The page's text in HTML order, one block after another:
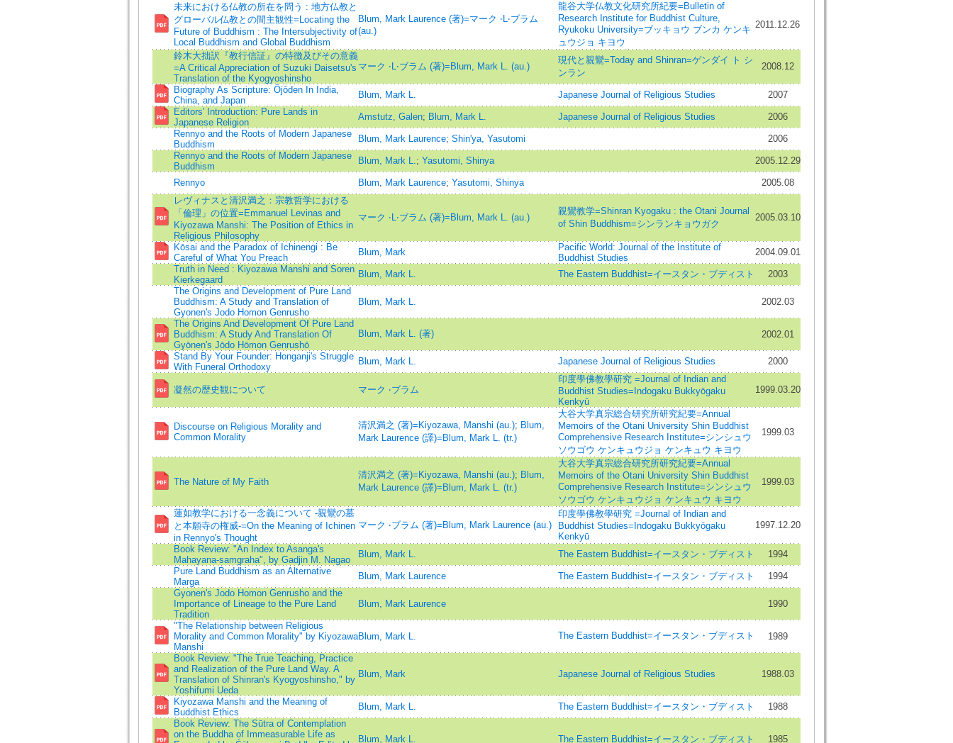
未来における仏教の所在を問う : 地方仏教と
グローバル仏教との間主観性=Locating the
Future of Buddhism : The Intersubjectivity of
Local Buddhism and Global Buddhism
Blum, Mark Laurence (著)=マーク ‧L‧ブラム
(au.)
龍谷大学仏教文化研究所紀要=Bulletin of
Research Institute for Buddhist Culture,
Ryukoku University=ブッキョウ ブンカ ケンキ
ュウジョ キヨウ
2011.12.26
鈴木大拙訳『教行信証』の特徴及びその意義
=A Critical Appreciation of Suzuki Daisetsu's
Translation of the Kyogyoshinsho
マーク ‧L‧ブラム (著)=Blum, Mark L. (au.)
現代と親鸞=Today and Shinran=ゲンダイ ト シ
ンラン
2008.12
Biography As Scripture: Ōjōden In India,
China, and Japan
Blum, Mark L. Japanese Journal of Religious Studies
2007
Editors' Introduction: Pure Lands in
Japanese Religion
Amstutz, Galen; Blum, Mark L. Japanese Journal of Religious Studies
2006
Rennyo and the Roots of Modern Japanese
Buddhism
Blum, Mark Laurence; Shin'ya, Yasutomi
2006
Rennyo and the Roots of Modern Japanese
Buddhism
Blum, Mark L.; Yasutomi, Shinya 2005.12.29
Rennyo Blum, Mark Laurence; Yasutomi, Shinya
2005.08
レヴィナスと清沢満之：宗教哲学における
「倫理」の位置=Emmanuel Levinas and
Kiyozawa Manshi: The Position of Ethics in
Religious Philosophy
マーク ‧L‧ブラム (著)=Blum, Mark L. (au.)
親鸞教学=Shinran Kyogaku : the Otani Journal
of Shin Buddhism=シンランキョウガク
2005.03.10
Kōsai and the Paradox of Ichinengi : Be
Careful of What You Preach
Blum, Mark
Pacific World: Journal of the Institute of
Buddhist Studies
2004.09.01
Truth in Need : Kiyozawa Manshi and Soren
Kierkegaard
Blum, Mark L. The Eastern Buddhist=イースタン・ブディスト
2003
The Origins and Development of Pure Land
Buddhism: A Study and Translation of
Gyonen's Jodo Homon Genrusho
Blum, Mark L. 2002.03
The Origins And Development Of Pure Land
Buddhism: A Study And Translation Of
Gyōnen's Jōdo Hōmon Genrushō
Blum, Mark L. (著) 2002.01
Stand By Your Founder: Honganji's Struggle
With Funeral Orthodoxy
Blum, Mark L. Japanese Journal of Religious Studies 2000
凝然の歴史観について マーク ‧ブラム
印度學佛教學研究 =Journal of Indian and
Buddhist Studies=Indogaku Bukkyōgaku
Kenkyū
1999.03.20
Discourse on Religious Morality and
Common Morality
清沢満之 (著)=Kiyozawa, Manshi (au.); Blum,
Mark Laurence (譯)=Blum, Mark L. (tr.)
大谷大学真宗総合研究所研究紀要=Annual
Memoirs of the Otani University Shin Buddhist
Comprehensive Research Institute=シンシュウ
ソウゴウ ケンキュウジョ ケンキュウ キヨウ
1999.03
The Nature of My Faith
清沢満之 (著)=Kiyozawa, Manshi (au.); Blum,
Mark Laurence (譯)=Blum, Mark L. (tr.)
大谷大学真宗総合研究所研究紀要=Annual
Memoirs of the Otani University Shin Buddhist
Comprehensive Research Institute=シンシュウ
ソウゴウ ケンキュウジョ ケンキュウ キヨウ
1999.03
蓮如教学における一念義について -親鸞の墓
と本願寺の権威-=On the Meaning of Ichinen
in Rennyo's Thought
マーク ‧ブラム (著)=Blum, Mark Laurence (au.)
印度學佛教學研究 =Journal of Indian and
Buddhist Studies=Indogaku Bukkyōgaku
Kenkyū
1997.12.20
Book Review: "An Index to Asanga's
Mahayana-samgraha", by Gadjin M. Nagao
Blum, Mark L. The Eastern Buddhist=イースタン・ブディスト
1994
Pure Land Buddhism as an Alternative
Marga
Blum, Mark Laurence The Eastern Buddhist=イースタン・ブディスト
1994
Gyonen's Jodo Homon Genrusho and the
Importance of Lineage to the Pure Land
Tradition
Blum, Mark Laurence 1990
"The Relationship between Religious
Morality and Common Morality" by Kiyozawa
Manshi
Blum, Mark L. The Eastern Buddhist=イースタン・ブディスト 1989
Book Review: "The True Teaching, Practice
and Realization of the Pure Land Way. A
Translation of Shinran's Kyogyoshinsho," by
Yoshifumi Ueda
Blum, Mark Japanese Journal of Religious Studies 1988.03
Kiyozawa Manshi and the Meaning of
Buddhist Ethics
Blum, Mark L. The Eastern Buddhist=イースタン・ブディスト
1988
Book Review: The Sūtra of Contemplation
on the Buddha of Immeasurable Life as
Blum, Mark L. The Eastern Buddhist=イースタン・ブディスト 1985